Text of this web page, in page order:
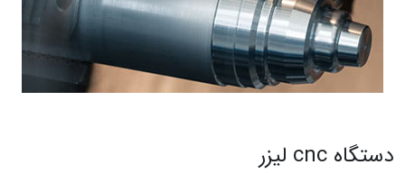
دستگاه cnc لیزر